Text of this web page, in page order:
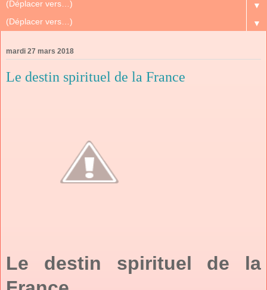
▼
▼
mardi 27 mars 2018
Le destin spirituel de la France
Le destin spirituel de la